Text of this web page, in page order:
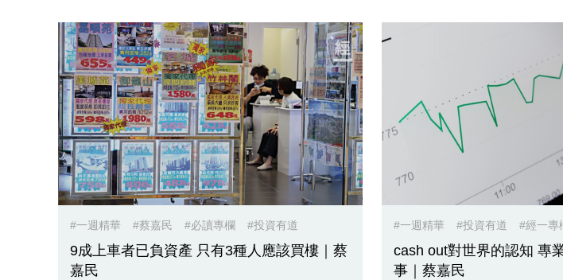
#一週精華 #蔡嘉民 #必讀專欄 #投資有道
9成上車者已負資產 只有3種人應該買樓｜蔡
嘉民
#一週精華 #投資有道 #經一專
cash out對世界的認知 專
事｜蔡嘉民